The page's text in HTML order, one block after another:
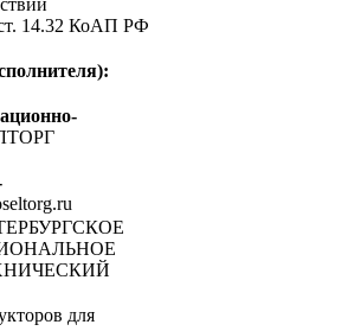
ст. 14.32 КоАП РФ
для